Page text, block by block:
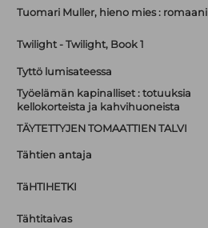
Tuomari Muller, hieno mies : romaani
Twilight - Twilight, Book 1
Tyttö lumisateessa
Työelämän kapinalliset : totuuksia
kellokorteista ja kahvihuoneista
TÄYTETTYJEN TOMAATTIEN TALVI
Tähtien antaja
TäHTIHETKI
Tähtitaivas